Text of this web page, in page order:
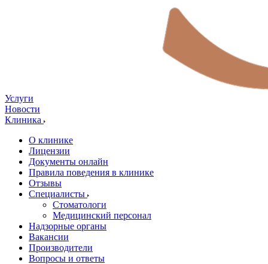
Услуги
Новости
Клиника
О клинике
Лицензии
Документы онлайн
Правила поведения в клинике
Отзывы
Специалисты
Стоматологи
Медицинский персонал
Надзорные органы
Вакансии
Производители
Вопросы и ответы